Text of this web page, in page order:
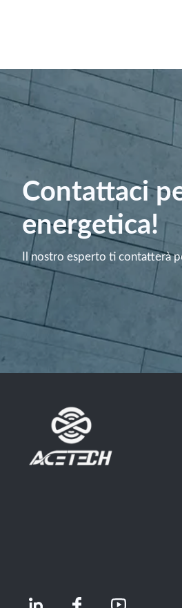
Contattaci
energetica!
Il nostro esperto ti contatterà